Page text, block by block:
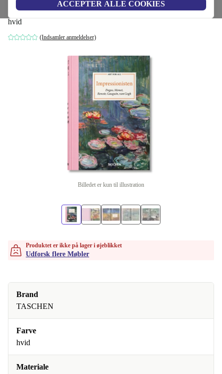
ACCEPTER ALLE COOKIES
Art for All. Impressionisten
hvid
(Indsamler anmeldelser)
Billedet er kun til illustration
Produktet er ikke på lager i øjeblikket
Udforsk flere Møbler
Brand
TASCHEN
Farve
hvid
Materiale